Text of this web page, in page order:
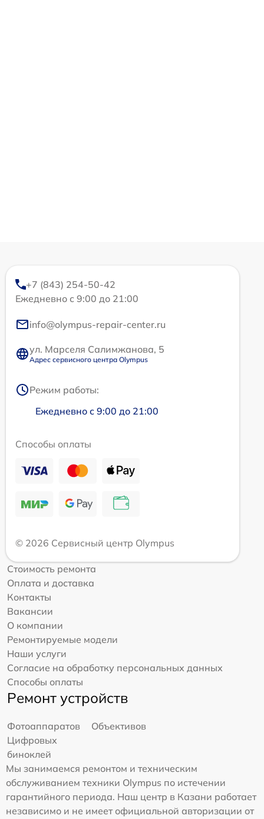
+7 (843) 254-50-42
Ежедневно с 9:00 до 21:00
info@olympus-repair-center.ru
ул. Марселя Салимжанова, 5
Адрес сервисного центра Olympus
Режим работы:
Ежедневно с 9:00 до 21:00
Способы оплаты
© 2026 Сервисный центр Olympus
Стоимость ремонта
Оплата и доставка
Контакты
Вакансии
О компании
Ремонтируемые модели
Наши услуги
Согласие на обработку персональных данных
Способы оплаты
Ремонт устройств
Фотоаппаратов
Объективов
Цифровых
биноклей
Мы занимаемся ремонтом и техническим
обслуживанием техники Olympus по истечении
гарантийного периода. Наш центр в Казани работает
независимо и не имеет официальной авторизации от